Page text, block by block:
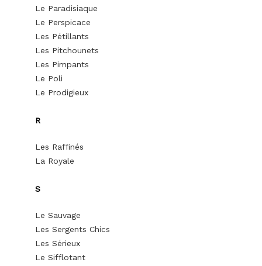
Le Paradisiaque
Le Perspicace
Les Pétillants
Les Pitchounets
Les Pimpants
Le Poli
Le Prodigieux
R
Les Raffinés
La Royale
S
Le Sauvage
Les Sergents Chics
Les Sérieux
Le Sifflotant